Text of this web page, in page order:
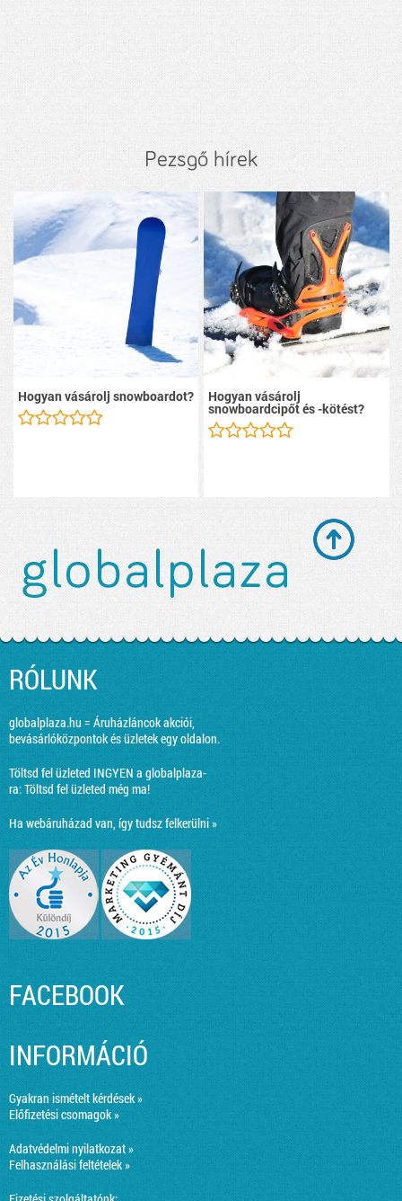
Pezsgő hírek
Hogyan vásárolj snowboardot? Hogyan vásárolj
snowboardcipőt és -kötést?
RÓLUNK
globalplaza.hu = Áruházláncok akciói,
bevásárlóközpontok és üzletek egy oldalon.
Töltsd fel üzleted INGYEN a globalplaza-
ra:Töltsd fel üzleted még ma!
Ha webáruházad van, így tudsz felkerülni »
FACEBOOK
INFORMÁCIÓ
Gyakran ismételt kérdések »
Előfizetési csomagok »
Adatvédelmi nyilatkozat »
Felhasználási feltételek »